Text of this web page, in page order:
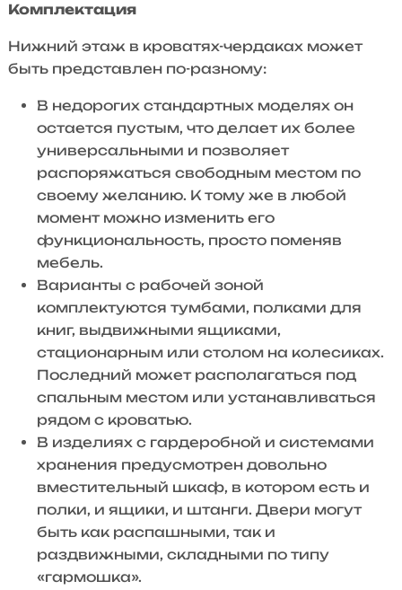
Комплектация
Нижний этаж в кроватях-чердаках может
быть представлен по-разному:
В недорогих стандартных моделях он
остается пустым, что делает их более
универсальными и позволяет
распоряжаться свободным местом по
своему желанию. К тому же в любой
момент можно изменить его
функциональность, просто поменяв
мебель.
Варианты с рабочей зоной
комплектуются тумбами, полками для
книг, выдвижными ящиками,
стационарным или столом на колесиках.
Последний может располагаться под
спальным местом или устанавливаться
рядом с кроватью.
В изделиях с гардеробной и системами
хранения предусмотрен довольно
вместительный шкаф, в котором есть и
полки, и ящики, и штанги. Двери могут
быть как распашными, так и
раздвижными, складными по типу
«гармошка».